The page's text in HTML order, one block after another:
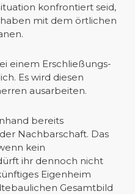
konfrontiert seid,
mit dem örtlichen
einem Erschließungs-
Es wird diesen
ausarbeiten.
bereits
Nachbarschaft. Das
kein
ihr dennoch nicht
Eigenheim
Gesamtbild